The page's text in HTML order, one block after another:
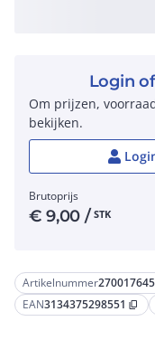
Artikelnummer
EAN3134375298551 content_copy
Login
Om prijzen,
bekijken.
Brutoprijs
€9,00 / STK